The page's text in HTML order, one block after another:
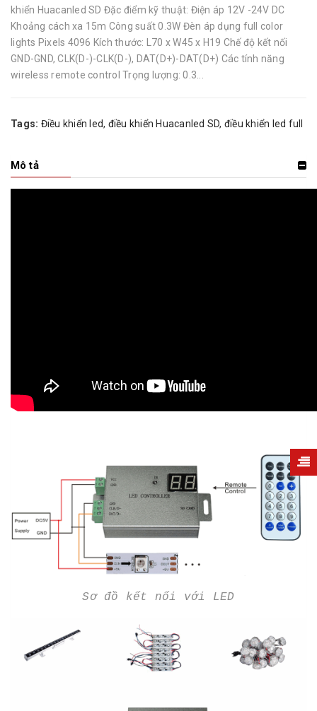
khiển Huacanled SD Đặc điểm kỹ thuật: Điện áp 12V -24V DC
Khoảng cách xa 15m Công suất 0.3W Đèn áp dụng full color
lights Pixels 4096 Kích thước: L70 x W45 x H19 Chế độ kết nối
GND-GND, CLK(D-)-CLK(D-), DAT(D+)-DAT(D+) Các tính năng
wireless remote control Trọng lượng: 0.3...
Tags: Điều khiển led, điều khiển Huacanled SD, điều khiển led full
Mô tả
Sơ đồ kết nối với LED